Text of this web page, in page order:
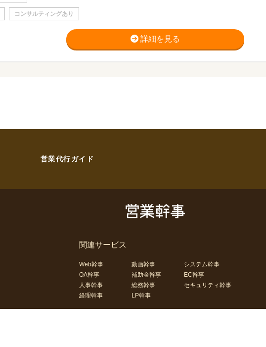
コンサルティングあり
詳細を見る
営業代行ガイド
関連サービス
Web幹事 動画幹事
システム幹事
OA幹事
補助金幹事
EC幹事
人事幹事
総務幹事
セキュリティ幹事
経理幹事
LP幹事